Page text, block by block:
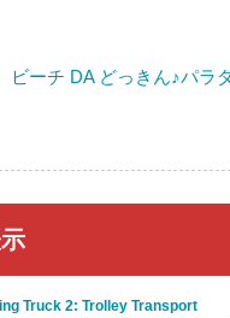
ーチ DA どっきん♪パラ
Truck 2: Trolley Transport